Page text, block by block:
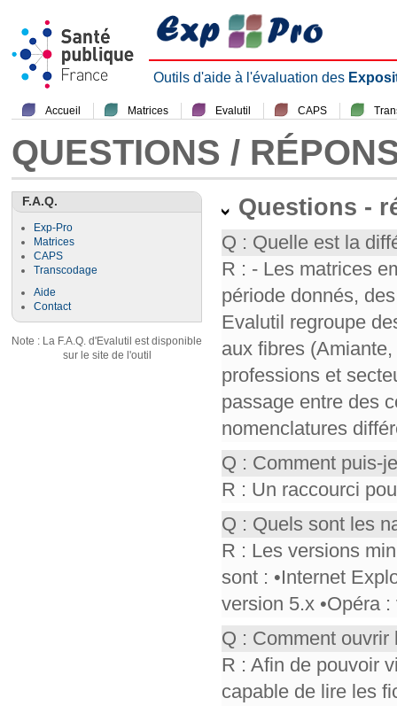
Outils d'aide à l'évaluation des
Accueil Matrices Evalutil CAPS
QUESTIONS /
F.A.Q.
Exp-Pro
Matrices
CAPS
Transcodage
Aide
Contact
Note : La F.A.Q. d'Evalutil est disponible
sur le site de l'outil
Questions -
Q : Quelle est la
R : - Les matrices
période donnés,
Evalutil regroupe
aux fibres
professions et
passage entre des
nomenclatures
Q : Comment puis-
R : Un raccourci
Q : Quels sont les
R : Les versions
sont : •Internet
version 5.x •Opéra
Q : Comment
R : Afin de pouvoir
capable de lire les